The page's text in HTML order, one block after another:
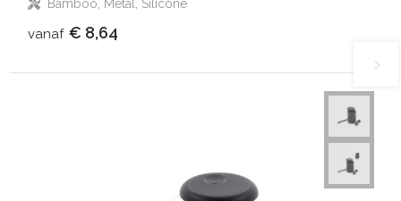
Bamboo, Metal, Silicone
vanaf € 8,64